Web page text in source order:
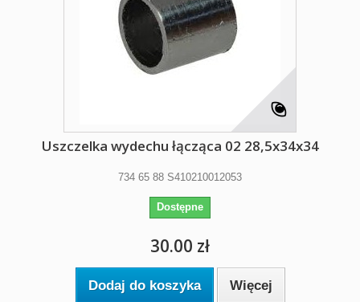
Uszczelka wydechu łącząca 02 28,5x34x34
734 65 88 S410210012053
Dostępne
30.00 zł
Dodaj do koszyka Więcej